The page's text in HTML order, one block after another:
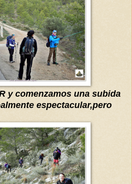
y comenzamos una subida
espectacular,pero